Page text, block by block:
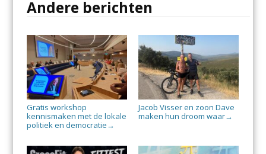
Andere berichten
Gratis workshop
kennismaken met de lokale
politiek en democratie →
Jacob Visser en zoon Dave
maken hun droom waar→